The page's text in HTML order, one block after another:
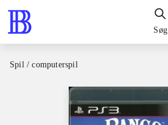
Søg
Spil / computerspil